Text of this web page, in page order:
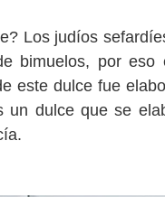
Los judíos
bimuelos, por
este dulce fue
dulce que se